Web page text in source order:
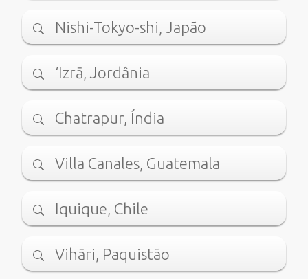
Nishi-Tokyo-shi, Japão
‘Izrā, Jordânia
Chatrapur, Índia
Villa Canales, Guatemala
Iquique, Chile
Vihāri, Paquistão